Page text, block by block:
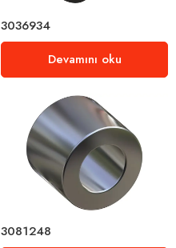
3036934
Devamını oku
3081248